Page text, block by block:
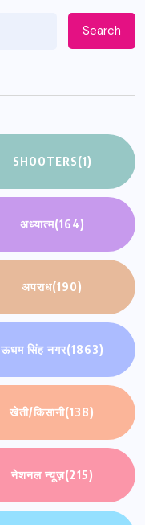
Search
SHOOTERS(1)
अध्यात्म(164)
अपराध(190)
ऊधम सिंह नगर(1863)
खेती/किसानी(138)
नेशनल न्यूज़(215)